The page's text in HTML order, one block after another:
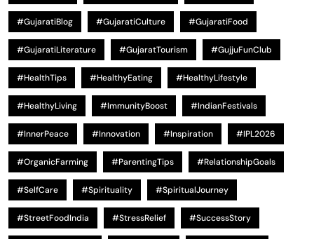
#GujaratiBlog #GujaratiCulture #GujaratiFood
#GujaratiLiterature #GujaratTourism #GujjuFunClub
#HealthTips #HealthyEating #HealthyLifestyle
#HealthyLiving #ImmunityBoost #IndianFestivals
#InnerPeace #Innovation #Inspiration #IPL2026
#OrganicFarming #ParentingTips #RelationshipGoals
#SelfCare #Spirituality #SpiritualJourney
#StreetFoodIndia #StressRelief #SuccessStory